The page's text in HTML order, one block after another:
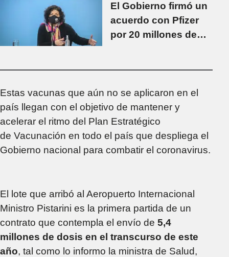
El Gobierno firmó un
acuerdo con Pfizer
por 20 millones de
Estas vacunas que aún no se aplicaron en el
país llegan con el objetivo de mantener y
acelerar el ritmo del Plan Estratégico
de Vacunación en todo el país que despliega el
Gobierno nacional para combatir el coronavirus.
El lote que arribó al Aeropuerto Internacional
Ministro Pistarini es la primera partida de un
contrato que contempla el envío de 5,4
millones de dosis en el transcurso de este
año, tal como lo informo la ministra de Salud,